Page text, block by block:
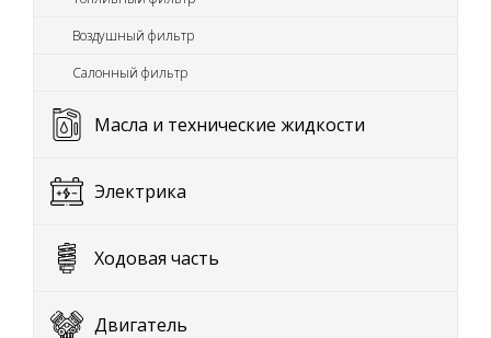
Воздушный фильтр
Салонный фильтр
Масла и технические жидкости
Электрика
Ходовая часть
Двигатель